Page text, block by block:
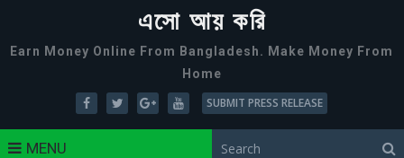
এসো আয় করি
Earn Money Online From Bangladesh. Make Money From
Home
SUBMIT PRESS RELEASE
MENU